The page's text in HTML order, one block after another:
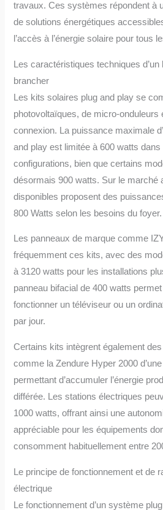
travaux. Ces systèmes répondent à
de solutions énergétiques
l’accès à l’énergie solaire pour tous
Les caractéristiques techniques
brancher
Les kits solaires plug and play se
photovoltaïques, de micro-onduleurs
connexion. La puissance maximale
and play est limitée à 600 watts dans
configurations, bien que certains
désormais 900 watts. Sur le marché
disponibles proposent des
800 Watts selon les besoins du foyer.
Les panneaux de marque comme
fréquemment ces kits, avec des
à 3120 watts pour les installations
panneau bifacial de 400 watts
fonctionner un téléviseur ou un
par jour.
Certains kits intègrent également
comme la Zendure Hyper 2000
permettant d’accumuler l’énergie
différée. Les stations électriques
1000 watts, offrant ainsi une
appréciable pour les équipements
consomment habituellement entre
Le principe de fonctionnement et de
électrique
Le fonctionnement d’un système